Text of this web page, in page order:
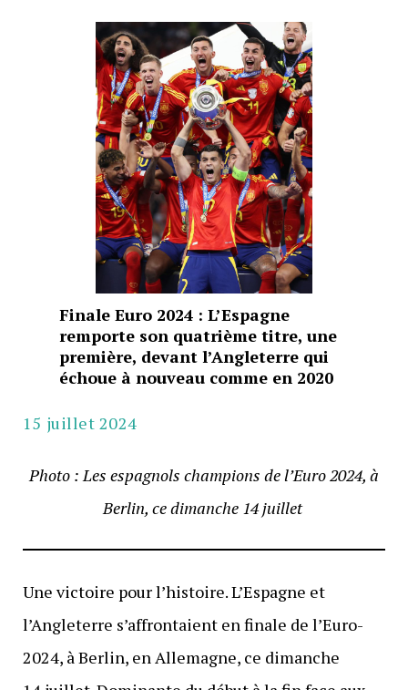
Finale Euro 2024 : L’Espagne
remporte son quatrième titre, une
première, devant l’Angleterre qui
échoue à nouveau comme en 2020
15 juillet 2024
Photo : Les espagnols champions de l’Euro 2024, à
Berlin, ce dimanche 14 juillet
Une victoire pour l’histoire. L’Espagne et
l’Angleterre s’affrontaient en finale de l’Euro-
2024, à Berlin, en Allemagne, ce dimanche